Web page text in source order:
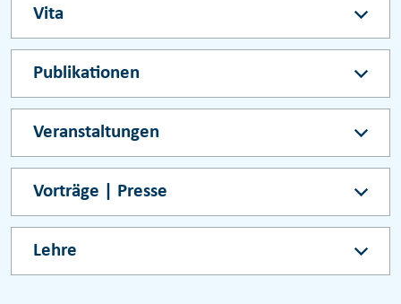
Vita
Publikationen
Veranstaltungen
Vorträge | Presse
Lehre